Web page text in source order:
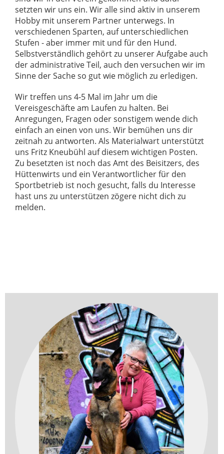
setzten wir uns ein. Wir alle sind aktiv in unserem
Hobby mit unserem Partner unterwegs. In
verschiedenen Sparten, auf unterschiedlichen
Stufen - aber immer mit und für den Hund.
Selbstverständlich gehört zu unserer Aufgabe auch
der administrative Teil, auch den versuchen wir im
Sinne der Sache so gut wie möglich zu erledigen.
Wir treffen uns 4-5 Mal im Jahr um die
Vereisgeschäfte am Laufen zu halten. Bei
Anregungen, Fragen oder sonstigem wende dich
einfach an einen von uns. Wir bemühen uns dir
zeitnah zu antworten. Als Materialwart unterstützt
uns Fritz Kneubühl auf diesem wichtigen Posten.
Zu besetzten ist noch das Amt des Beisitzers, des
Hüttenwirts und ein Verantwortlicher für den
Sportbetrieb ist noch gesucht, falls du Interesse
hast uns zu unterstützen zögere nicht dich zu
melden.